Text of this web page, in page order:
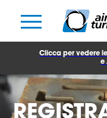
Clicca per vedere
e